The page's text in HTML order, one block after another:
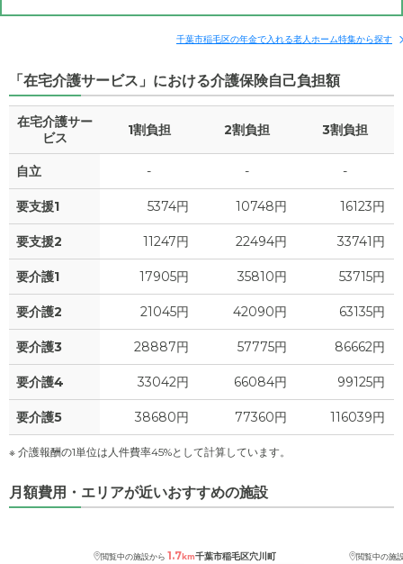
補足情報
月額費用 ? 16.8 万円
家賃 7.4
食費 ? 6.1 万円
水道・光熱費 0
上乗せ介護費 ? 0 万円
その他 0 万円
介護保険料 -
千葉市稲毛区の年金で入れる老人ホーム特集から探す
「在宅介護サービス」における介護保険自己負担額
在宅介護サー
ビス
1割負担 2割負担 3割負担
自立 - - -
要支援1 5374円 10748円 16123円
要支援2 11247円 22494円 33741円
要介護1 17905円 35810円 53715円
要介護2 21045円 42090円 63135円
要介護3 28887円 57775円 86662円
要介護4 33042円 66084円 99125円
要介護5 38680円 77360円 116039円
※ 介護報酬の1単位は人件費率45%として計算しています。
月額費用・エリアが近いおすすめの施設
閲覧中の施設から 1.7km千葉市稲毛区穴川町 閲覧中の施